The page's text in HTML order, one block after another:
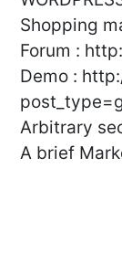
Shopping
Forum :
Demo :
Arbitrary
A brief